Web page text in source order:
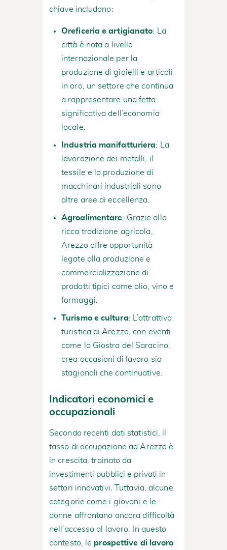
chiave includono:
Oreficeria e artigianato: La
città è nota a livello
internazionale per la
produzione di gioielli e articoli
in oro, un settore che continua
a rappresentare una fetta
significativa dell’economia
locale.
Industria manifatturiera: La
lavorazione dei metalli, il
tessile e la produzione di
macchinari industriali sono
altre aree di eccellenza.
Agroalimentare: Grazie alla
ricca tradizione agricola,
Arezzo offre opportunità
legate alla produzione e
commercializzazione di
prodotti tipici come olio, vino e
formaggi.
Turismo e cultura: L’attrattiva
turistica di Arezzo, con eventi
come la Giostra del Saracino,
crea occasioni di lavoro sia
stagionali che continuative.
Indicatori economici e
occupazionali
Secondo recenti dati statistici, il
tasso di occupazione ad Arezzo è
in crescita, trainato da
investimenti pubblici e privati in
settori innovativi. Tuttavia, alcune
categorie come i giovani e le
donne affrontano ancora difficoltà
nell’accesso al lavoro. In questo
contesto, le prospettive di lavoro